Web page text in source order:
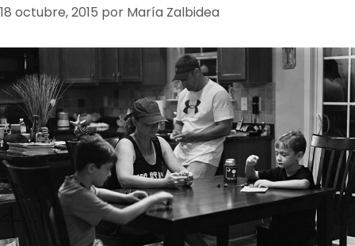
18 octubre, 2015 por María Zalbidea